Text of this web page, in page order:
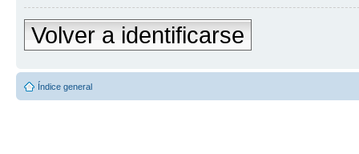
Volver a identificarse
Índice general